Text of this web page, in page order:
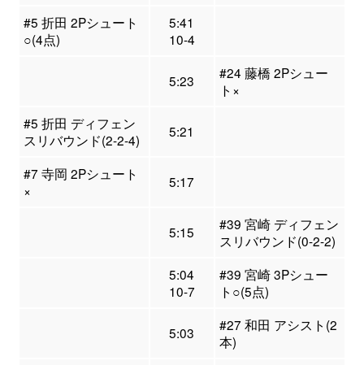
#5 折田 2Pシュート
○(4点)
5:41
10-4
5:23
#24 藤橋 2Pシュー
ト×
#5 折田 ディフェン
スリバウンド(2-2-4)
5:21
#7 寺岡 2Pシュート
×
5:17
5:15
#39 宮崎 ディフェン
スリバウンド(0-2-2)
5:04
10-7
#39 宮崎 3Pシュー
ト○(5点)
5:03
#27 和田 アシスト(2
本)